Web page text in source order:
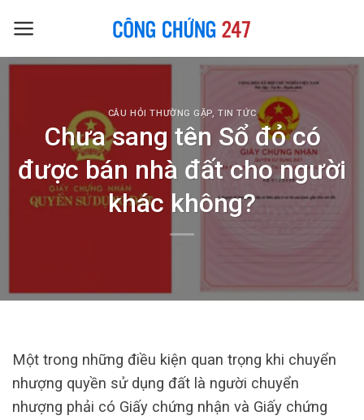
CÂU HỎI THƯỜNG GẶP,TIN TỨC
Chưa sang tên Sổ đỏ có
được bán nhà đất cho người
khác không?
Một trong những điều kiện quan trọng khi chuyển
nhượng quyền sử dụng đất là người chuyển
nhượng phải có Giấy chứng nhận và Giấy chứng